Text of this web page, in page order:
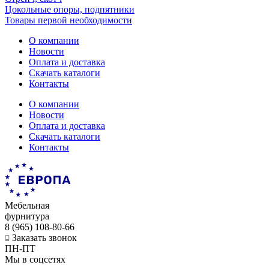
Цокольные опоры, подпятники
Товары первой необходимости
О компании
Новости
Оплата и доставка
Скачать каталоги
Контакты
О компании
Новости
Оплата и доставка
Скачать каталоги
Контакты
Мебельная
фурнитура
8 (965) 108-80-66
Заказать звонок
ПН-ПТ
Мы в соцсетях